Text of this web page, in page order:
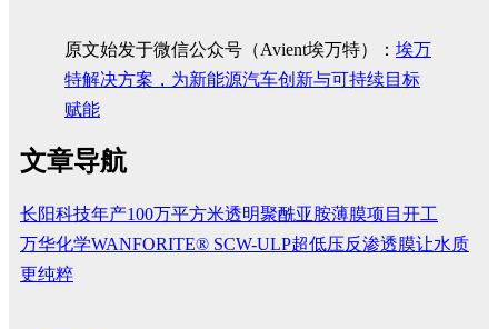
原文始发于微信公众号（Avient埃万特）： 埃万
特解决方案，为新能源汽车创新与可持续目标
赋能
文章导航
长阳科技年产100万平方米透明聚酰亚胺薄膜项目开工
万华化学WANFORITE® SCW-ULP超低压反渗透膜让水质
更纯粹